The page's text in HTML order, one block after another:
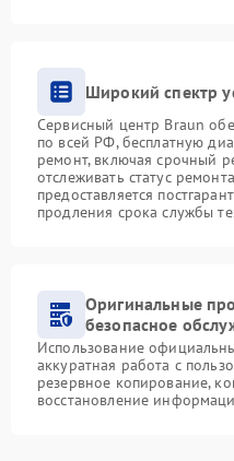
Широкий спектр
Сервисный центр Braun
по всей РФ, бесплатную
ремонт, включая срочный
отслеживать статус
предоставляется
продления срока службы
Оригинальные
безопасное
Использование
аккуратная работа с
резервное копирование,
восстановление